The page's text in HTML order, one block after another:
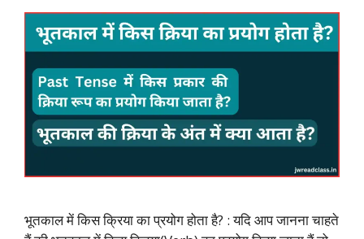
भूतकाल में किस क्रिया का प्रयोग होता है? : यदि आप जानना चाहते